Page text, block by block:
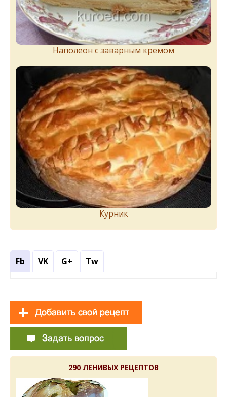
Наполеон с заварным кремом
Курник
Fb VK G+ Tw
290 ЛЕНИВЫХ РЕЦЕПТОВ